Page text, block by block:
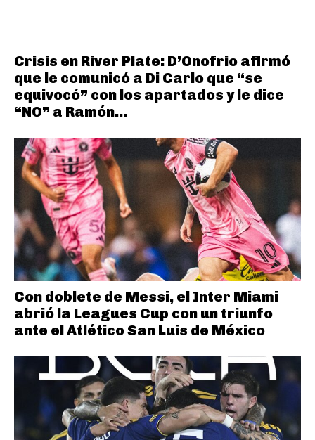
Crisis en River Plate: D’Onofrio afirmó
que le comunicó a Di Carlo que “se
equivocó” con los apartados y le dice
“NO” a Ramón...
Con doblete de Messi, el Inter Miami
abrió la Leagues Cup con un triunfo
ante el Atlético San Luis de México